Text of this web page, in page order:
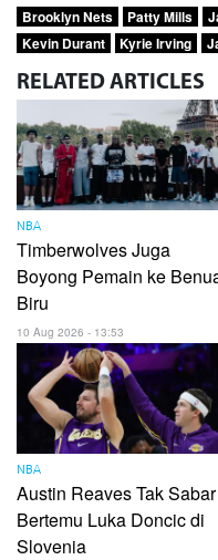
Brooklyn Nets Patty Mills
Kevin Durant
Kyrie Irving
RELATED ARTICLES
NBA
Timberwolves Juga
Boyong Pemain ke
Biru
10 Aug 2026 - 13:53
NBA
Austin Reaves Tak Sabar
Bertemu Luka Doncic di
Slovenia